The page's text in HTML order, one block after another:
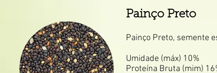
Painço Preto
Painço Preto, semente
Umidade (máx) 10%
Proteína Bruta (mim)